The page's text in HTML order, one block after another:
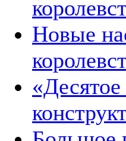
Новые